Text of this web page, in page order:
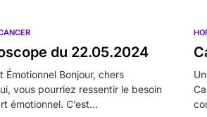
du 22.05.2024
Émotionnel Bonjour, chers
vous pourriez ressentir le besoin
émotionnel. C’est…